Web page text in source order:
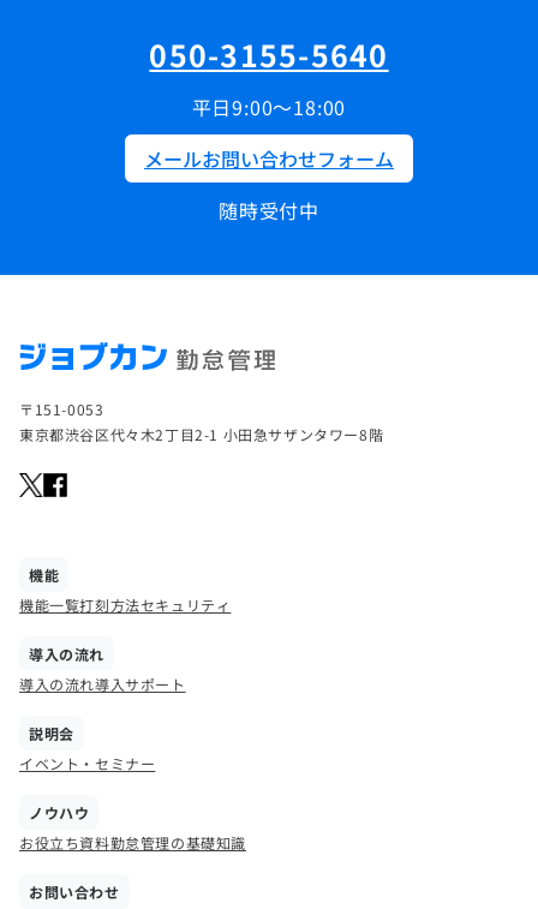
050-3155-5640
平日9:00～18:00
メールお問い合わせフォーム
随時受付中
〒151-0053
東京都渋谷区代々木2丁目2-1 小田急サザンタワー8階
機能
機能一覧打刻方法セキュリティ
導入の流れ
導入の流れ導入サポート
説明会
イベント・セミナー
ノウハウ
お役立ち資料勤怠管理の基礎知識
お問い合わせ